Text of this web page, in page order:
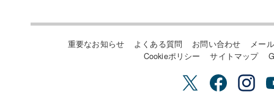
重要なお知らせ よくある質問 お問い合わせ
メー
Cookieポリシー
サイトマップ